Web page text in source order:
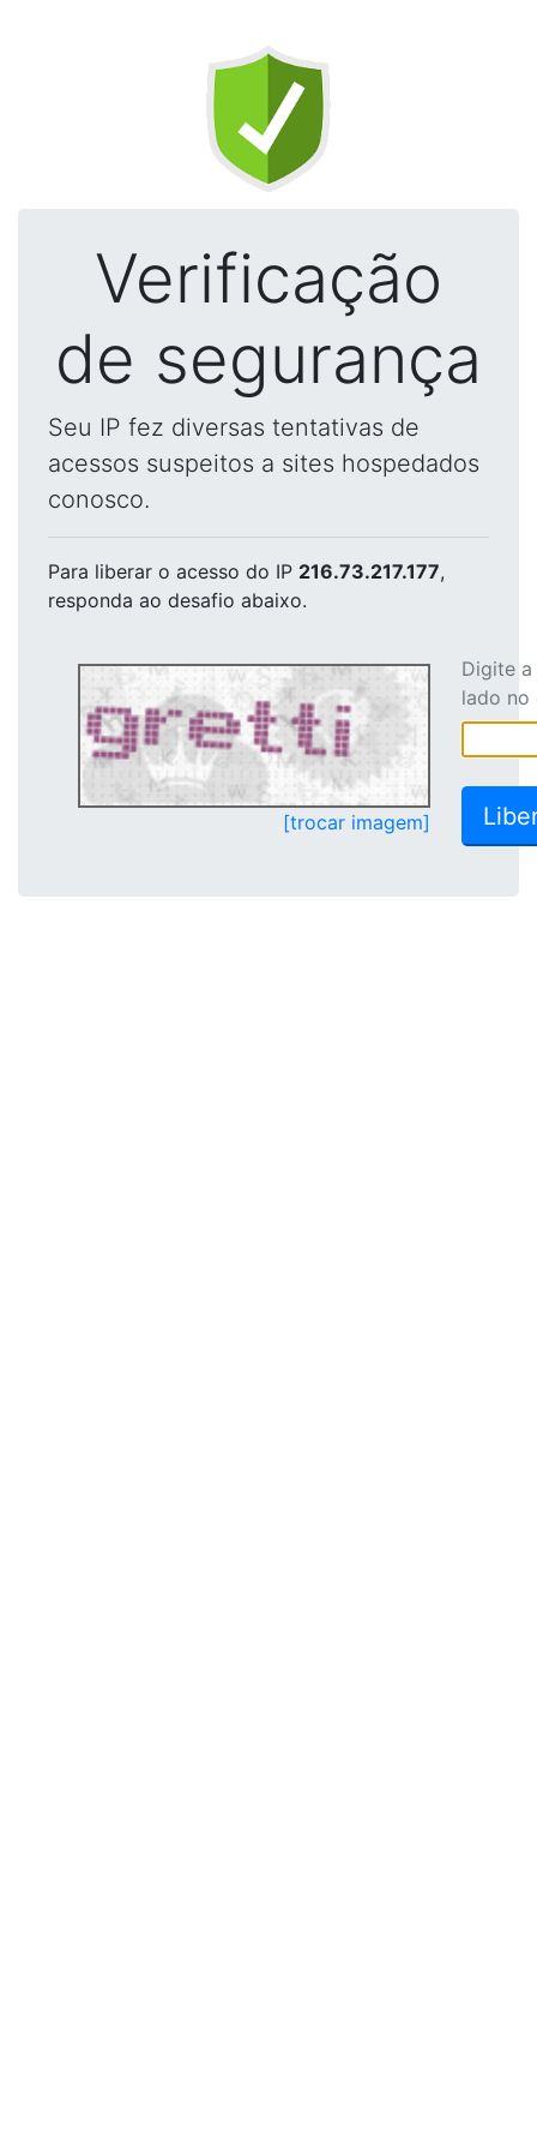
Verificação
de segurança
Seu IP fez diversas tentativas de
acessos suspeitos a sites hospedados
conosco.
Para liberar o acesso do IP 216.73.217.177,
responda ao desafio abaixo.
[trocar imagem]
Digite
lado no